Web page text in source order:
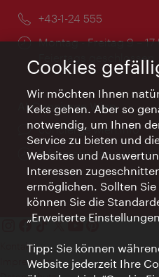
Telefon:
+43-1-24 555
Öffnungszeiten:
Montag - Freitag 9 – 17
Feiertags geschlossen
AI Concierge Wien
Ort:
concierge.wien.info
Öffnungszeiten:
Informationen rund um
Kontakt
Impressum
Cookies
Wir möchten Ihnen
Keks gehen. Aber so
notwendig, um Ihnen
Service zu bieten und
Websites und
Interessen
ermöglichen. Sollten
können Sie die
„Erweiterte
Tipp: Sie können
Website jederzeit Ihre